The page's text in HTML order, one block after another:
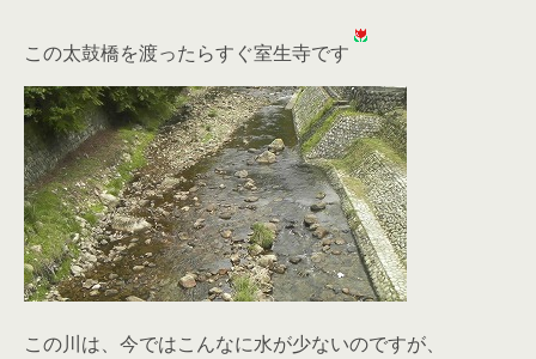
この太鼓橋を渡ったらすぐ室生寺です
この川は、今ではこんなに水が少ないのですが、